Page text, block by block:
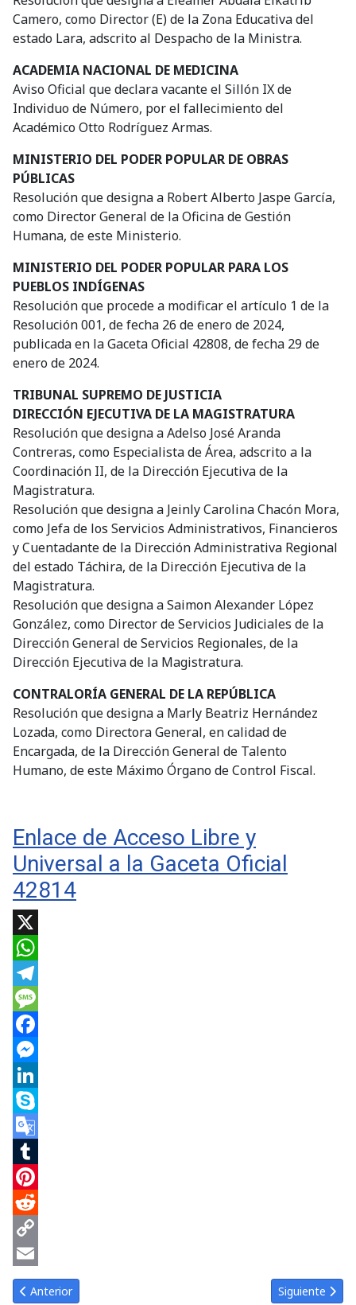
Camero, como Director (E) de la Zona Educativa del
estado Lara, adscrito al Despacho de la Ministra.
ACADEMIA NACIONAL DE MEDICINA
Aviso Oficial que declara vacante el Sillón IX de
Individuo de Número, por el fallecimiento del
Académico Otto Rodríguez Armas.
MINISTERIO DEL PODER POPULAR DE OBRAS
PÚBLICAS
Resolución que designa a Robert Alberto Jaspe García,
como Director General de la Oficina de Gestión
Humana, de este Ministerio.
MINISTERIO DEL PODER POPULAR PARA LOS
PUEBLOS INDÍGENAS
Resolución que procede a modificar el artículo 1 de la
Resolución 001, de fecha 26 de enero de 2024,
publicada en la Gaceta Oficial 42808, de fecha 29 de
enero de 2024.
TRIBUNAL SUPREMO DE JUSTICIA
DIRECCIÓN EJECUTIVA DE LA MAGISTRATURA
Resolución que designa a Adelso José Aranda
Contreras, como Especialista de Área, adscrito a la
Coordinación II, de la Dirección Ejecutiva de la
Magistratura.
Resolución que designa a Jeinly Carolina Chacón Mora,
como Jefa de los Servicios Administrativos, Financieros
y Cuentadante de la Dirección Administrativa Regional
del estado Táchira, de la Dirección Ejecutiva de la
Magistratura.
Resolución que designa a Saimon Alexander López
González, como Director de Servicios Judiciales de la
Dirección General de Servicios Regionales, de la
Dirección Ejecutiva de la Magistratura.
CONTRALORÍA GENERAL DE LA REPÚBLICA
Resolución que designa a Marly Beatriz Hernández
Lozada, como Directora General, en calidad de
Encargada, de la Dirección General de Talento
Humano, de este Máximo Órgano de Control Fiscal.
Enlace de Acceso Libre y
Universal a la Gaceta Oficial
42814
X
WhatsApp
Telegram
Message
Facebook
Messenger
LinkedIn
Skype
Google
Translate
Tumblr
Pinterest
Reddit
Copy
Link
Email
Artículo anterior: Gaceta Oficial de Venezuela #42813 del lunes
Anterior Artículo
Siguiente